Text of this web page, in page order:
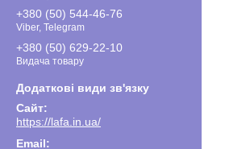
+380 (50) 544-46-76
Viber, Telegram
+380 (50) 629-22-10
Видача товару
https://lafa.in.ua/